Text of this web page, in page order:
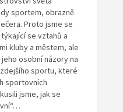
sportem, obrazně
Proto jsme se
se vztahů a
kluby a městem, ale
osobní názory na
sportu, které
sportovních
jsme, jak se